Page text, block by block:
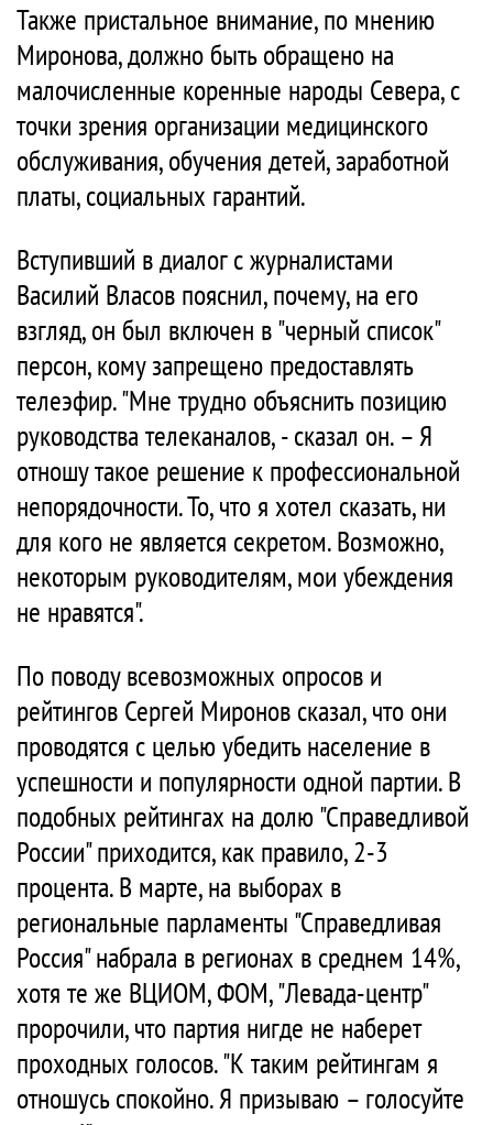
Также пристальное внимание, по мнению
Миронова, должно быть обращено на
малочисленные коренные народы Севера, с
точки зрения организации медицинского
обслуживания, обучения детей, заработной
платы, социальных гарантий.
Вступивший в диалог с журналистами
Василий Власов пояснил, почему, на его
взгляд, он был включен в "черный список"
персон, кому запрещено предоставлять
телеэфир. "Мне трудно объяснить позицию
руководства телеканалов, - сказал он. – Я
отношу такое решение к профессиональной
непорядочности. То, что я хотел сказать, ни
для кого не является секретом. Возможно,
некоторым руководителям, мои убеждения
не нравятся".
По поводу всевозможных опросов и
рейтингов Сергей Миронов сказал, что они
проводятся с целью убедить население в
успешности и популярности одной партии. В
подобных рейтингах на долю "Справедливой
России" приходится, как правило, 2-3
процента. В марте, на выборах в
региональные парламенты "Справедливая
Россия" набрала в регионах в среднем 14%,
хотя те же ВЦИОМ, ФОМ, "Левада-центр"
пророчили, что партия нигде не наберет
проходных голосов. "К таким рейтингам я
отношусь спокойно. Я призываю – голосуйте